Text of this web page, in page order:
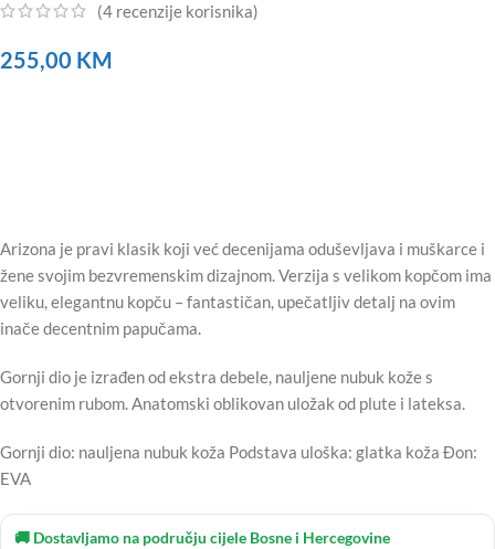
(4 recenzije korisnika)
255,00 KM
Arizona je pravi klasik koji već decenijama oduševljava i muškarce i
žene svojim bezvremenskim dizajnom. Verzija s velikom kopčom ima
veliku, elegantnu kopču – fantastičan, upečatljiv detalj na ovim
inače decentnim papučama.
Gornji dio je izrađen od ekstra debele, nauljene nubuk kože s
otvorenim rubom. Anatomski oblikovan uložak od plute i lateksa.
Gornji dio: nauljena nubuk koža Podstava uloška: glatka koža Đon:
EVA
🚚 Dostavljamo na području cijele Bosne i Hercegovine